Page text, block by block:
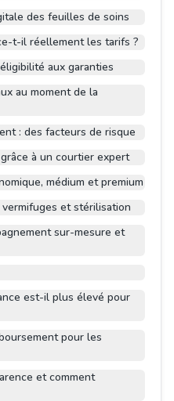
des feuilles de soins
t-il réellement les tarifs ?
aux garanties
au moment de la
: des facteurs de risque
à un courtier expert
médium et premium
et stérilisation
sur-mesure et
est-il plus élevé pour
pour les
et comment